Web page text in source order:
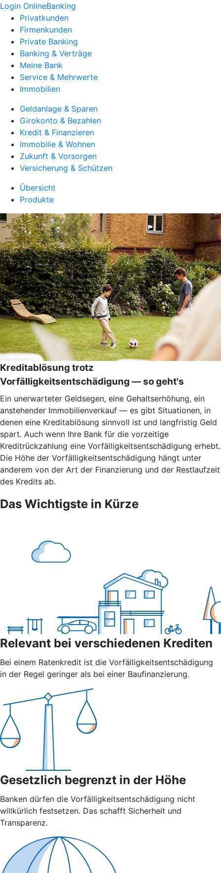
Login OnlineBanking
Privatkunden
Firmenkunden
Private Banking
Banking & Verträge
Meine Bank
Service & Mehrwerte
Immobilien
Geldanlage & Sparen
Girokonto & Bezahlen
Kredit & Finanzieren
Immobilie & Wohnen
Zukunft & Vorsorgen
Versicherung & Schützen
Übersicht
Produkte
Kreditablösung trotz
Vorfälligkeitsentschädigung — so geht's
Ein unerwarteter Geldsegen, eine Gehaltserhöhung, ein
anstehender Immobilienverkauf — es gibt Situationen, in
denen eine Kreditablösung sinnvoll ist und langfristig Geld
spart. Auch wenn Ihre Bank für die vorzeitige
Kreditrückzahlung eine Vorfälligkeitsentschädigung erhebt.
Die Höhe der Vorfälligkeitsentschädigung hängt unter
anderem von der Art der Finanzierung und der Restlaufzeit
des Kredits ab.
Das Wichtigste in Kürze
Relevant bei verschiedenen Krediten
Bei einem Ratenkredit ist die Vorfälligkeitsentschädigung
in der Regel geringer als bei einer Baufinanzierung.
Gesetzlich begrenzt in der Höhe
Banken dürfen die Vorfälligkeitsentschädigung nicht
willkürlich festsetzen. Das schafft Sicherheit und
Transparenz.